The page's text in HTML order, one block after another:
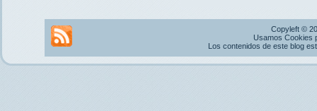
Copyleft ©
Usamos Cookies
Los contenidos de este blog